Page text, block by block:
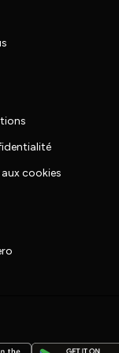
cookies